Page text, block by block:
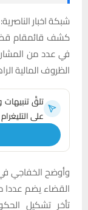
شبكة اخبار الناصرية:
كشف قائمقام
في عدد من
الظروف المالية
تلقَّ تنبيهات
على التليغرام
وأوضح الخفاجي في
القضاء يضم
تأخر تشكيل